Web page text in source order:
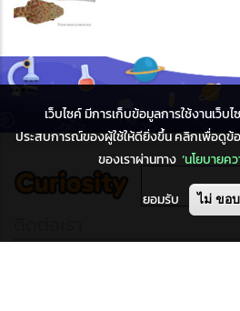
เว็บไซค์ มีการเก็บข้อมูลการใช้งานเว็
ประสบการณ์ของผู้ใช้ให้ดียิ่งขึ้น คลิกเพื่อดูข้
ของเราผ่านทาง ‘นโยบายค
ยอมรับ ไม่ ขอ